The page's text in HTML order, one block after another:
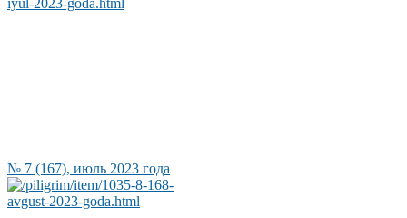
№ 7 (167), июль 2023 года